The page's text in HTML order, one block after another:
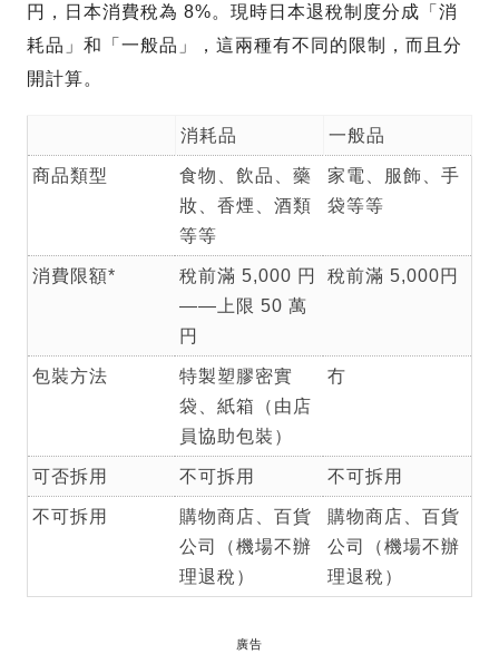
円，日本消費稅為 8%。現時日本退稅制度分成「消
耗品」和「一般品」，這兩種有不同的限制，而且分
開計算。
消耗品 一般品
商品類型
食物、飲品、藥
妝、香煙、酒類
等等
家電、服飾、手
袋等等
消費限額*
稅前滿 5,000 円
——上限 50 萬
円
稅前滿 5,000円
包裝方法
特製塑膠密實
袋、紙箱（由店
員協助包裝）
冇
可否拆用 不可拆用 不可拆用
不可拆用
購物商店、百貨
公司（機場不辦
理退稅）
購物商店、百貨
公司（機場不辦
理退稅）
廣告